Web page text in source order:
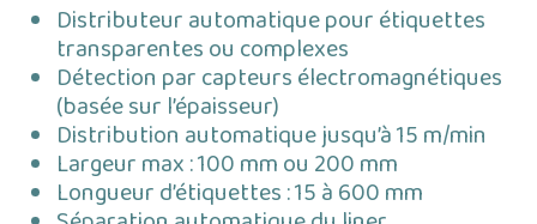
Distributeur automatique pour étiquettes
transparentes ou complexes
Détection par capteurs électromagnétiques
(basée sur l’épaisseur)
Distribution automatique jusqu’à 15 m/min
Largeur max : 100 mm ou 200 mm
Longueur d’étiquettes : 15 à 600 mm